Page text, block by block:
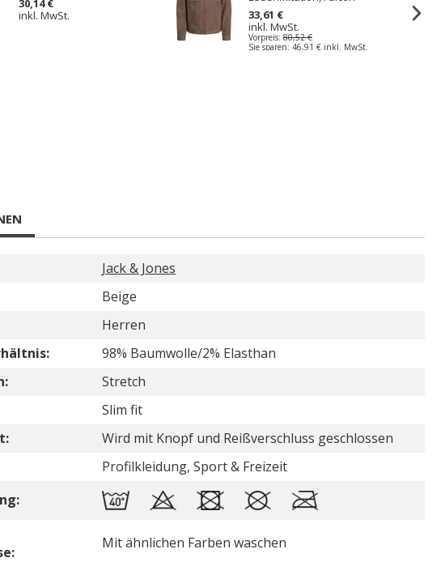
30,14 €
inkl. MwSt.
33,61 €
inkl. MwSt.
Vorpreis: 80,52 €
Sie sparen: 46,91 € inkl. MwSt.
Jack & Jones
Beige
Herren
98% Baumwolle/2% Elasthan
Stretch
Slim fit
Wird mit Knopf und Reißverschluss geschlossen
Profilkleidung, Sport & Freizeit
Mit ähnlichen Farben waschen